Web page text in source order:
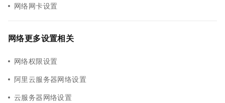
网络网卡设置
网络更多设置相关
网络权限设置
阿里云服务器网络设置
云服务器网络设置